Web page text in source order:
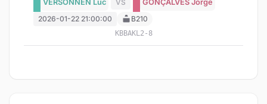
VERSONNEN Luc VS
GONÇALVES Jorge
2026-01-22 21:00:00
B210
KBBAKL2-8